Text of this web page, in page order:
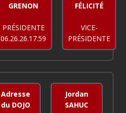
GRENON
PRÉSIDENTE
06.26.26.17.59
FÉLICITÉ
VICE-
PRÉSIDENTE
Adresse
du DOJO
Jordan
SAHUC